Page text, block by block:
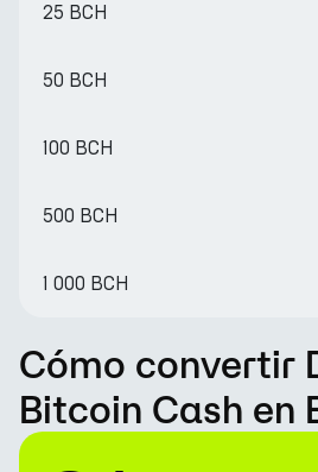
25 BCH
50 BCH
100 BCH
500 BCH
1 000 BCH
Cómo convertir
Bitcoin Cash en